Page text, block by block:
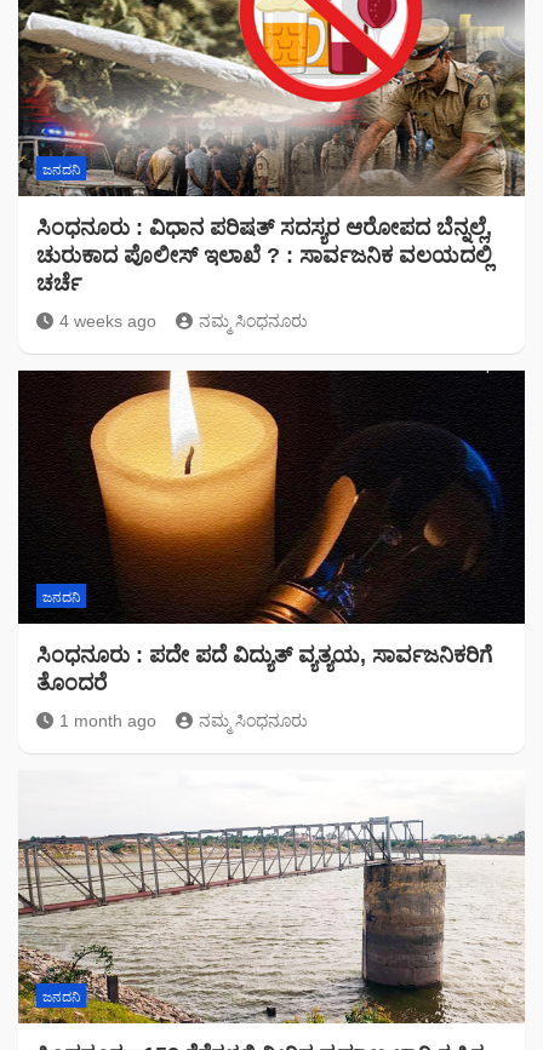
ಜನದನಿ
ಸಿಂಧನೂರು : ವಿಧಾನ ಪರಿಷತ್ ಸದಸ್ಯರ ಆರೋಪದ ಬೆನ್ನಲ್ಲೆ,
ಚುರುಕಾದ ಪೊಲೀಸ್ ಇಲಾಖೆ ? : ಸಾರ್ವಜನಿಕ ವಲಯದಲ್ಲಿ
ಚರ್ಚೆ
4 weeks ago ನಮ್ಮ ಸಿಂಧನೂರು
ಜನದನಿ
ಸಿಂಧನೂರು : ಪದೇ ಪದೆ ವಿದ್ಯುತ್ ವ್ಯತ್ಯಯ, ಸಾರ್ವಜನಿಕರಿಗೆ
ತೊಂದರೆ
1 month ago ನಮ್ಮ ಸಿಂಧನೂರು
ಜನದನಿ